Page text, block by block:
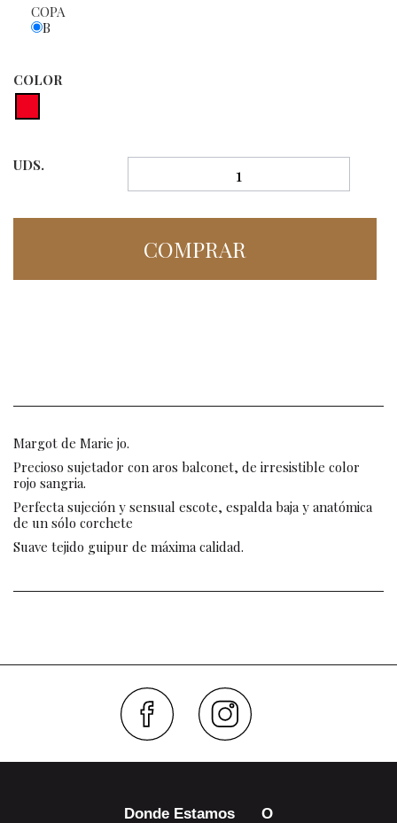
COPA
B
COLOR
UDS.
COMPRAR
Margot de Marie jo.
Precioso sujetador con aros balconet, de irresistible color
rojo sangria.
Perfecta sujeción y sensual escote, espalda baja y anatómica
de un sólo corchete
Suave tejido guipur de máxima calidad.
Donde Estamos